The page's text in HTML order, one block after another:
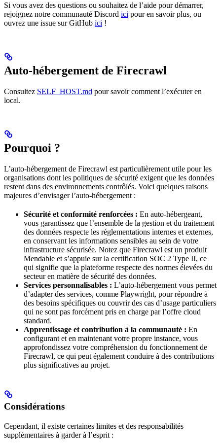
Si vous avez des questions ou souhaitez de l’aide pour démarrer,
rejoignez notre communauté Discord ici pour en savoir plus, ou
ouvrez une issue sur GitHub ici !
Auto-hébergement de Firecrawl
Consultez SELF_HOST.md pour savoir comment l’exécuter en
local.
Pourquoi ?
L’auto‑hébergement de Firecrawl est particulièrement utile pour les
organisations dont les politiques de sécurité exigent que les données
restent dans des environnements contrôlés. Voici quelques raisons
majeures d’envisager l’auto‑hébergement :
Sécurité et conformité renforcées : En auto‑hébergeant,
vous garantissez que l’ensemble de la gestion et du traitement
des données respecte les réglementations internes et externes,
en conservant les informations sensibles au sein de votre
infrastructure sécurisée. Notez que Firecrawl est un produit
Mendable et s’appuie sur la certification SOC 2 Type II, ce
qui signifie que la plateforme respecte des normes élevées du
secteur en matière de sécurité des données.
Services personnalisables : L’auto‑hébergement vous permet
d’adapter des services, comme Playwright, pour répondre à
des besoins spécifiques ou couvrir des cas d’usage particuliers
qui ne sont pas forcément pris en charge par l’offre cloud
standard.
Apprentissage et contribution à la communauté : En
configurant et en maintenant votre propre instance, vous
approfondissez votre compréhension du fonctionnement de
Firecrawl, ce qui peut également conduire à des contributions
plus significatives au projet.
Considérations
Cependant, il existe certaines limites et des responsabilités
supplémentaires à garder à l’esprit :